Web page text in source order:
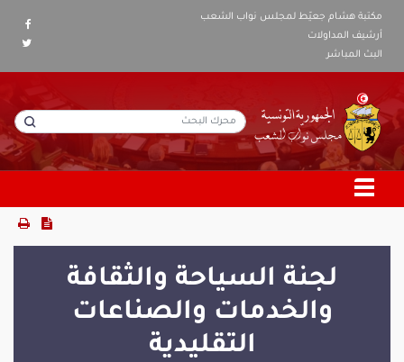
مكتبة هشام جعيّط لمجلس نواب الشعب
أرشيف المداولات
البث المباشر
لجنة السياحة والثقافة
والخدمات والصناعات
التقليدية